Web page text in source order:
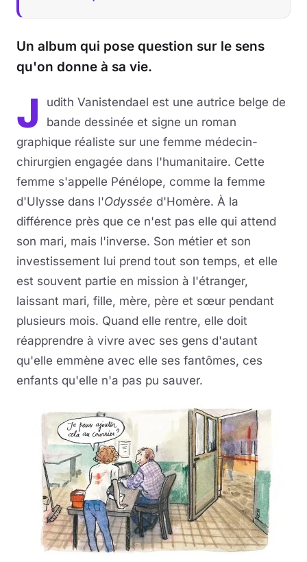
Un album qui pose question sur le sens
qu'on donne à sa vie.
J
udith Vanistendael est une autrice belge de
bande dessinée et signe un roman
graphique réaliste sur une femme médecin-
chirurgien engagée dans l'humanitaire. Cette
femme s'appelle Pénélope, comme la femme
d'Ulysse dans l'Odyssée d'Homère. À la
différence près que ce n'est pas elle qui attend
son mari, mais l'inverse. Son métier et son
investissement lui prend tout son temps, et elle
est souvent partie en mission à l'étranger,
laissant mari, fille, mère, père et sœur pendant
plusieurs mois. Quand elle rentre, elle doit
réapprendre à vivre avec ses gens d'autant
qu'elle emmène avec elle ses fantômes, ces
enfants qu'elle n'a pas pu sauver.